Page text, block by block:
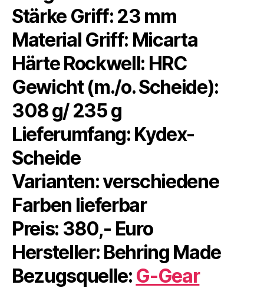
Stärke Griff: 23 mm
Material Griff: Micarta
Härte Rockwell: HRC
Gewicht (m./o. Scheide):
308 g/ 235 g
Lieferumfang: Kydex-
Scheide
Varianten: verschiedene
Farben lieferbar
Preis: 380,- Euro
Hersteller: Behring Made
Bezugsquelle: G-Gear